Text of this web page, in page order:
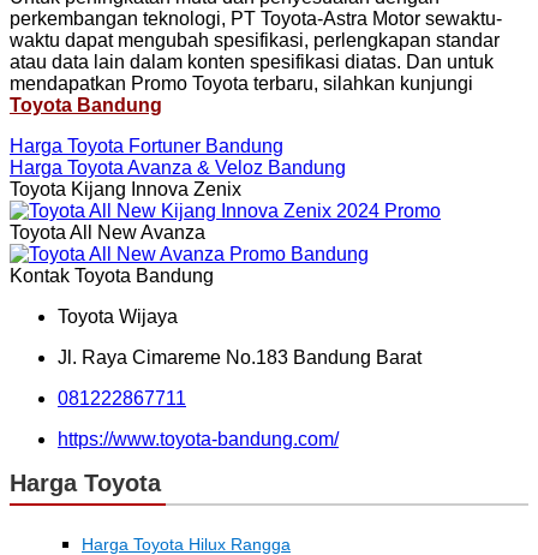
perkembangan teknologi, PT Toyota-Astra Motor sewaktu-
waktu dapat mengubah spesifikasi, perlengkapan standar
atau data lain dalam konten spesifikasi diatas. Dan untuk
mendapatkan Promo Toyota terbaru, silahkan kunjungi
Toyota Bandung
Harga Toyota Fortuner Bandung
Harga Toyota Avanza & Veloz Bandung
Toyota Kijang Innova Zenix
Toyota All New Avanza
Kontak Toyota Bandung
Toyota Wijaya
Jl. Raya Cimareme No.183 Bandung Barat
081222867711
https://www.toyota-bandung.com/
Harga Toyota
Harga Toyota Hilux Rangga